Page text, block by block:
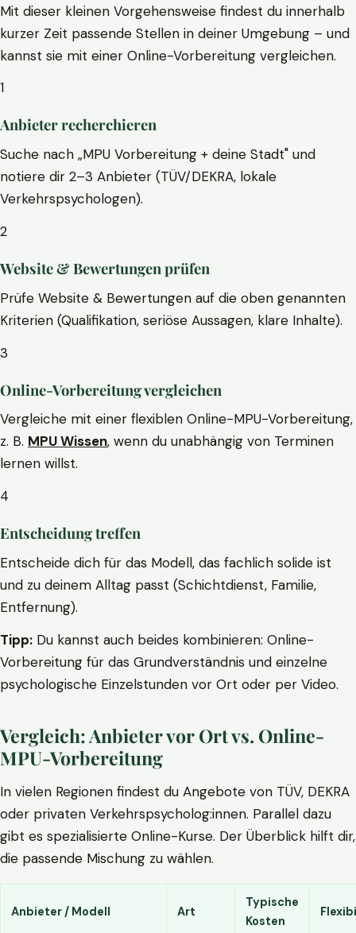
Mit dieser kleinen Vorgehensweise findest du innerhalb
kurzer Zeit passende Stellen in deiner Umgebung – und
kannst sie mit einer Online-Vorbereitung vergleichen.
1
Anbieter recherchieren
Suche nach „MPU Vorbereitung + deine Stadt" und
notiere dir 2–3 Anbieter (TÜV/DEKRA, lokale
Verkehrspsychologen).
2
Website & Bewertungen prüfen
Prüfe Website & Bewertungen auf die oben genannten
Kriterien (Qualifikation, seriöse Aussagen, klare Inhalte).
3
Online-Vorbereitung vergleichen
Vergleiche mit einer flexiblen Online-MPU-Vorbereitung,
z. B. MPU Wissen, wenn du unabhängig von Terminen
lernen willst.
4
Entscheidung treffen
Entscheide dich für das Modell, das fachlich solide ist
und zu deinem Alltag passt (Schichtdienst, Familie,
Entfernung).
Tipp: Du kannst auch beides kombinieren: Online-
Vorbereitung für das Grundverständnis und einzelne
psychologische Einzelstunden vor Ort oder per Video.
Vergleich: Anbieter vor Ort vs. Online-
MPU-Vorbereitung
In vielen Regionen findest du Angebote von TÜV, DEKRA
oder privaten Verkehrspsycholog:innen. Parallel dazu
gibt es spezialisierte Online-Kurse. Der Überblick hilft dir,
die passende Mischung zu wählen.
Anbieter / Modell Art
Typische
Kosten